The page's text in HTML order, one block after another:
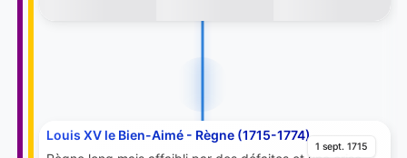
1 sept. 1715
Louis XV le Bien-Aimé - Règne (1715-1774)